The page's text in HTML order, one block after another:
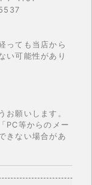
っても当店から
い可能性があり
お願いします。
PC等からのメー
きない場合があ